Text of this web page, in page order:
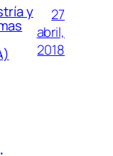
y
27
abril,
2018